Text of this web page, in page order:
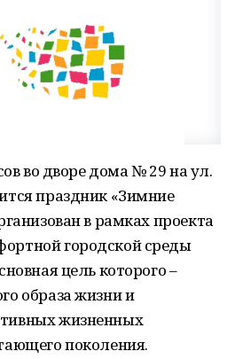
во дворе дома № 29 на ул.
праздник «Зимние
в рамках проекта
городской среды
цель которого –
образа жизни и
жизненных
поколения.